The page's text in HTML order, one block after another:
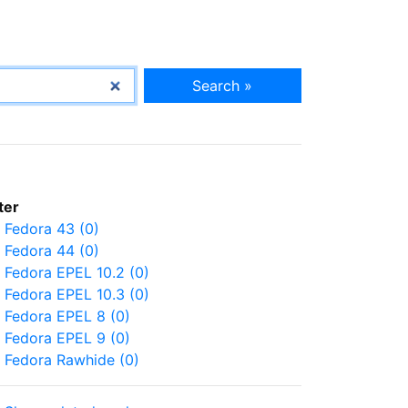
Search »
Fedora 43 (0)
Fedora 44 (0)
Fedora EPEL 10.2 (0)
Fedora EPEL 10.3 (0)
Fedora EPEL 8 (0)
Fedora EPEL 9 (0)
Fedora Rawhide (0)